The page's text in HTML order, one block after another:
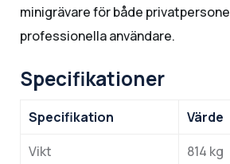
minigrävare för både
professionella användare.
Specifikationer
Specifikation
Värde
Vikt
814 kg